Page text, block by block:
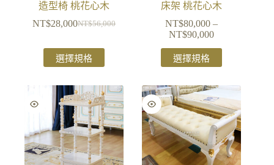
造型椅 桃花心木
NT$56,000
NT$28,000
選擇規格
床架 桃花心木
NT$80,000 –
NT$90,000
選擇規格